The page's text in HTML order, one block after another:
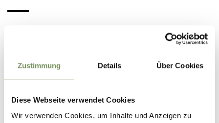
Zustimmung Details Über Cookies
Diese Webseite verwendet Cookies
Wir verwenden Cookies, um Inhalte und Anzeigen zu
MOOSEUM
Mehr Infos gibt es hier.